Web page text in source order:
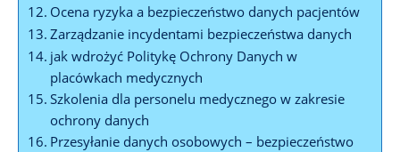
Ocena ryzyka a bezpieczeństwo danych pacjentów
Zarządzanie incydentami bezpieczeństwa danych
jak wdrożyć Politykę Ochrony Danych w
placówkach medycznych
Szkolenia dla personelu medycznego w zakresie
ochrony danych
Przesyłanie danych osobowych – bezpieczeństwo